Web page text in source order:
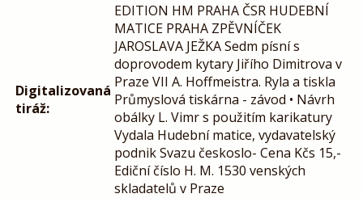
Digitalizovaná
tiráž:
EDITION HM PRAHA ČSR HUDEBNÍ
MATICE PRAHA ZPĚVNÍČEK
JAROSLAVA JEŽKA Sedm písní s
doprovodem kytary Jiřího Dimitrova v
Praze VII A. Hoffmeistra. Ryla a tiskla
Průmyslová tiskárna - závod • Návrh
obálky L. Vimr s použitím karikatury
Vydala Hudební matice, vydavatelský
podnik Svazu českoslo- Cena Kčs 15,-
Ediční číslo H. M. 1530 venských
skladatelů v Praze